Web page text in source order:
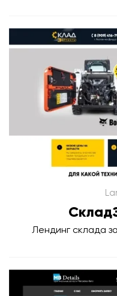
Лендинг склада